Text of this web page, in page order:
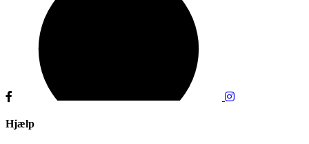
Hjælp